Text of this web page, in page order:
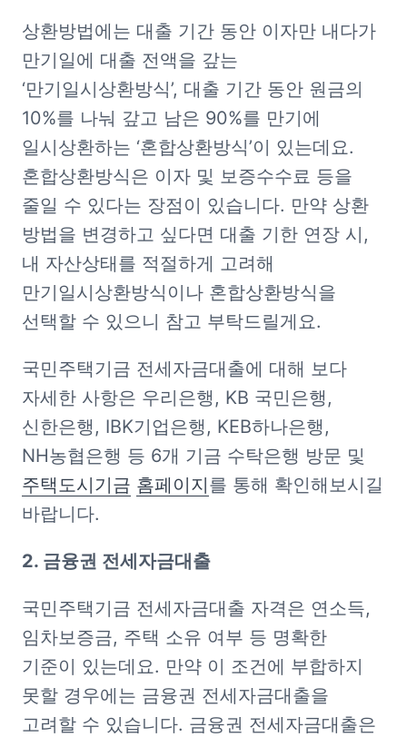
상환방법에는 대출 기간 동안 이자만 내다가
만기일에 대출 전액을 갚는
‘만기일시상환방식’, 대출 기간 동안 원금의
10%를 나눠 갚고 남은 90%를 만기에
일시상환하는 ‘혼합상환방식’이 있는데요.
혼합상환방식은 이자 및 보증수수료 등을
줄일 수 있다는 장점이 있습니다. 만약 상환
방법을 변경하고 싶다면 대출 기한 연장 시,
내 자산상태를 적절하게 고려해
만기일시상환방식이나 혼합상환방식을
선택할 수 있으니 참고 부탁드릴게요.
국민주택기금 전세자금대출에 대해 보다
자세한 사항은 우리은행, KB 국민은행,
신한은행, IBK기업은행, KEB하나은행,
주택도시기금 홈페이지를 통해 확인해보시길
바랍니다.
2. 금융권 전세자금대출
국민주택기금 전세자금대출 자격은 연소득,
임차보증금, 주택 소유 여부 등 명확한
기준이 있는데요. 만약 이 조건에 부합하지
못할 경우에는 금융권 전세자금대출을
고려할 수 있습니다. 금융권 전세자금대출은